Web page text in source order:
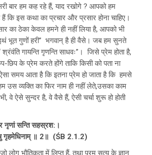
बार हम कह रहे हैं, याद रखोगे ? आपको हम
हैं कि इस कथा का प्रचार और प्रसार होना चाहिए।
का ठेका केवल हमने ही नहीं लिया है, आपको भी
भूत गुणों हरी” भगवान् है ही वैसे। जब हम सुनते
गायन्ति गृणन्ति साधवः”। जिसे प्रेम होता है,
छिप के प्रेम करते होंगे ताकि किसी को पता ना
समय आता है कि इतना प्रेम हो जाता है कि हमसे
उस व्यक्ति का फिर नाम ही नहीं लेते,उसका काम
वे ऐसे सुन्दर है, वे वैसे हैं, ऐसी चर्चा शुरू हो होती
नृणां सन्ति सहस्रश:।
गृहमेधिनाम् ॥ 2॥ (ŚB 2.1.2)
लोग भौतिकता में लिप्त हैं, तथा परम सत्य के ज्ञान